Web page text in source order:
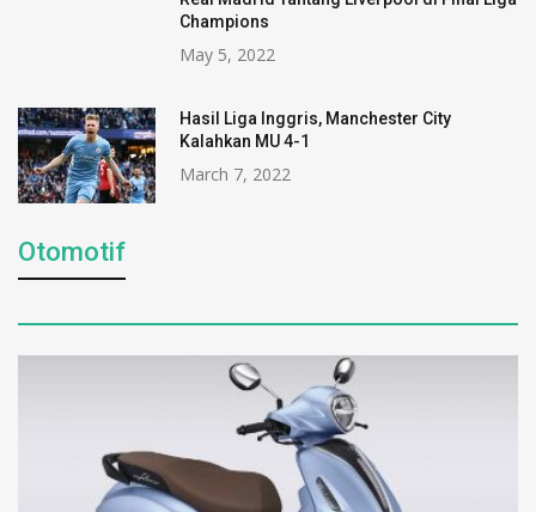
Champions
May 5, 2022
Hasil Liga Inggris, Manchester City
Kalahkan MU 4-1
March 7, 2022
Otomotif